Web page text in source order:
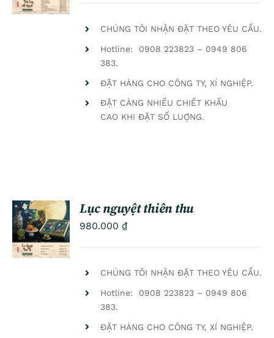
DETAILS
CHÚNG TÔI NHẬN ĐẶT THEO YÊU CẦU.
Hotline: 0908 223823 – 0949 806
383.
ĐẶT HÀNG CHO CÔNG TY, XÍ NGHIỆP.
ĐẶT CÀNG NHIỀU CHIẾT KHẤU
CAO KHI ĐẶT SỐ LUỢNG.
ADD TO
CART
/
DETAILS
Lục nguyệt thiên thu
980.000₫
CHÚNG TÔI NHẬN ĐẶT THEO YÊU CẦU.
Hotline: 0908 223823 – 0949 806
383.
ĐẶT HÀNG CHO CÔNG TY, XÍ NGHIỆP.